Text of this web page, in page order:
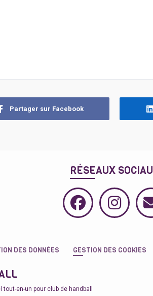
Partager sur Facebook
RÉSEAUX
DES DONNÉES GESTION DES COOKIES
en-un pour club de handball